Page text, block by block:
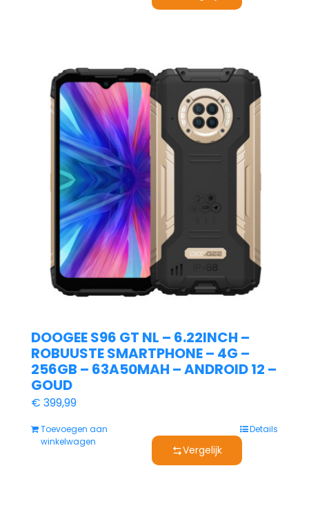
€ 359,00.
DOOGEE S96 GT NL – 6.22INCH –
ROBUUSTE SMARTPHONE – 4G –
256GB – 63A50MAH – ANDROID 12 –
GOUD
€ 399,99
Toevoegen aan
winkelwagen
Details
Vergelijk